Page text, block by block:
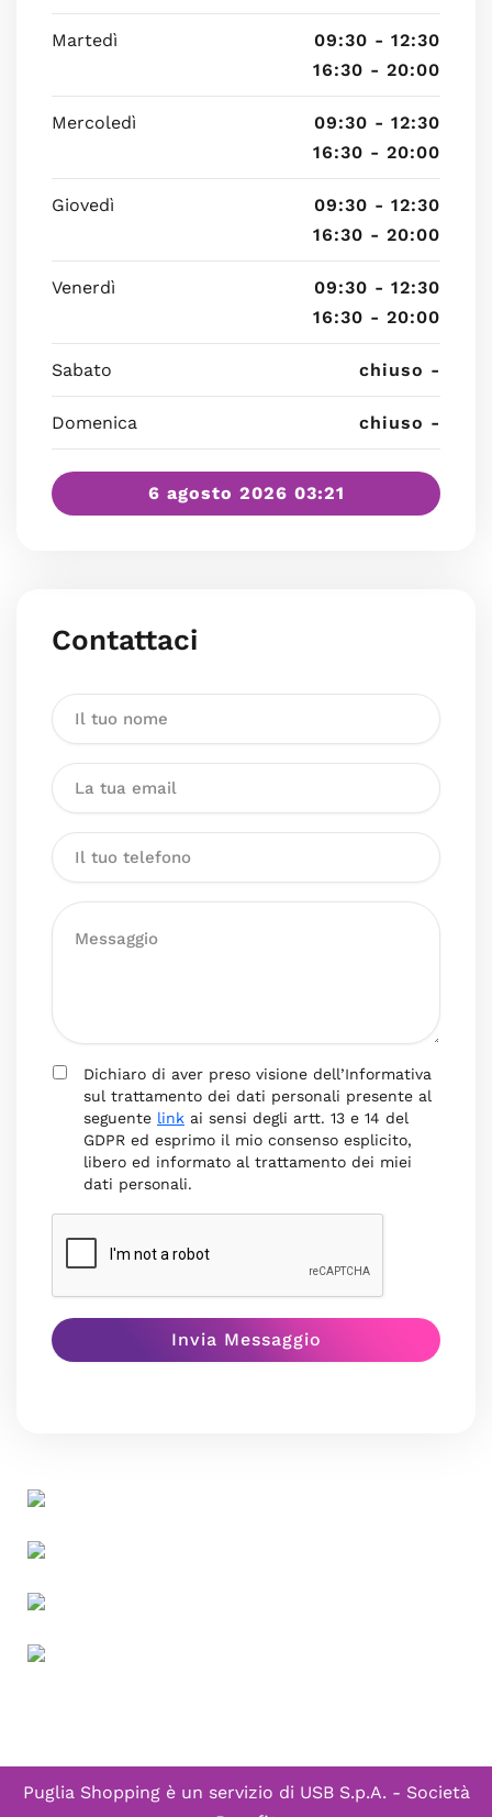
Martedì
09:30 - 12:30
16:30 - 20:00
Mercoledì
09:30 - 12:30
16:30 - 20:00
Giovedì
09:30 - 12:30
16:30 - 20:00
Venerdì
09:30 - 12:30
16:30 - 20:00
Sabato chiuso -
Domenica chiuso -
6 agosto 2026 03:21
Contattaci
Dichiaro di aver preso visione dell’Informativa
sul trattamento dei dati personali presente al
seguente link ai sensi degli artt. 13 e 14 del
GDPR ed esprimo il mio consenso esplicito,
libero ed informato al trattamento dei miei
dati personali.
Puglia Shopping è un servizio di USB S.p.A. - Società